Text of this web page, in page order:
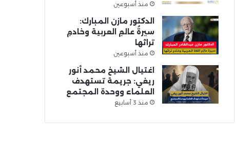
منذ أسبوعين
الدكتور مازن المبارك:
سيرةُ عالمِ العربية وخادمِ
تراثها
منذ أسبوعين
اغتيال الشيخ محمد أنور
ريغي: جريمة تستهدف
العلماء ووحدة المجتمع
منذ 3 أسابيع